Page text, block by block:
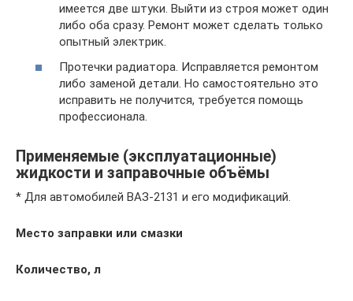
имеется две штуки. Выйти из строя может один
либо оба сразу. Ремонт может сделать только
опытный электрик.
Протечки радиатора. Исправляется ремонтом
либо заменой детали. Но самостоятельно это
исправить не получится, требуется помощь
профессионала.
Применяемые (эксплуатационные)
жидкости и заправочные объёмы
* Для автомобилей ВАЗ-2131 и его модификаций.
Место заправки или смазки
Количество, л